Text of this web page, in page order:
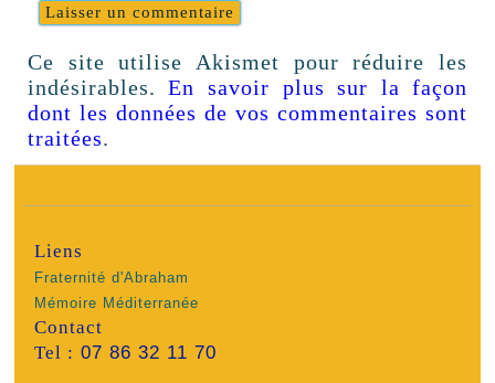
Ce site utilise Akismet pour réduire les
indésirables.En savoir plus sur la façon
dont les données de vos commentaires sont
traitées.
Liens
Fraternité d'Abraham
Mémoire Méditerranée
Contact
Tel : 07 86 32 11 70